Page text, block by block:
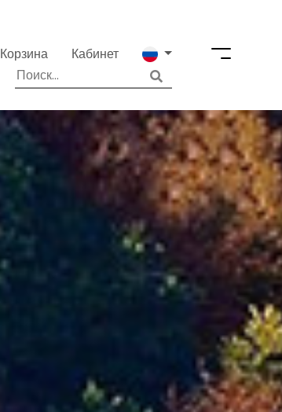
Кабинет
Корзина